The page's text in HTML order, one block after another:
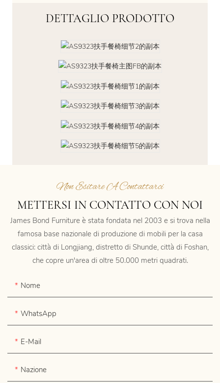
DETTAGLIO PRODOTTO
Non Esitare A Contattarci
METTERSI IN CONTATTO CON NOI
James Bond Furniture è stata fondata nel 2003 e si trova nella
famosa base nazionale di produzione di mobili per la casa
classici: città di Longjiang, distretto di Shunde, città di Foshan,
che copre un'area di oltre 50.000 metri quadrati.
Nome
WhatsApp
E-Mail
Nazione